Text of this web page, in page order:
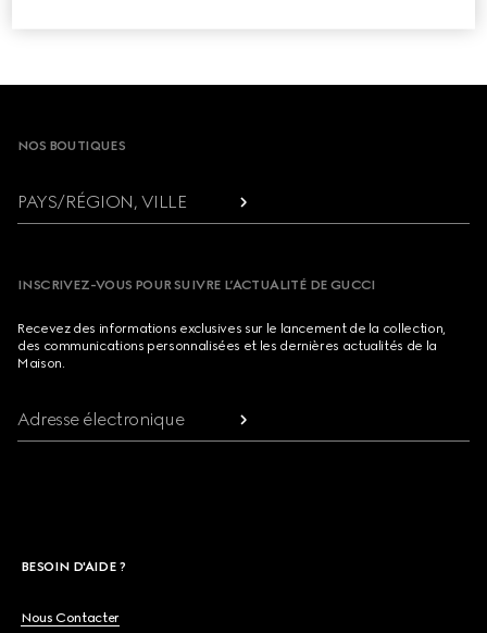
Footer
NOS BOUTIQUES
PAYS/RÉGION, VILLE
INSCRIVEZ-VOUS POUR SUIVRE L’ACTUALITÉ DE GUCCI
Recevez des informations exclusives sur le lancement de la collection,
des communications personnalisées et les dernières actualités de la
Maison.
Adresse électronique
BESOIN D'AIDE ?
Nous Contacter